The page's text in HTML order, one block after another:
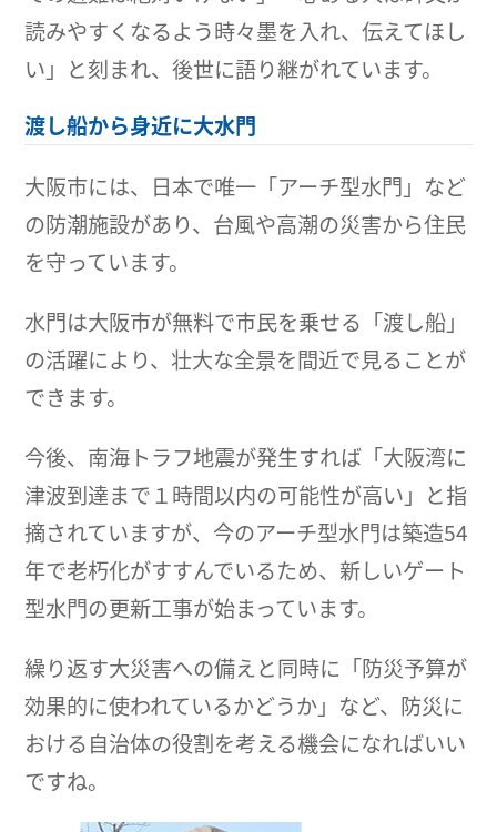
読みやすくなるよう時々墨を入れ、伝えてほし
い」と刻まれ、後世に語り継がれています。
渡し船から身近に大水門
大阪市には、日本で唯一「アーチ型水門」など
の防潮施設があり、台風や高潮の災害から住民
を守っています。
水門は大阪市が無料で市民を乗せる「渡し船」
の活躍により、壮大な全景を間近で見ることが
できます。
今後、南海トラフ地震が発生すれば「大阪湾に
津波到達まで１時間以内の可能性が高い」と指
摘されていますが、今のアーチ型水門は築造54
年で老朽化がすすんでいるため、新しいゲート
型水門の更新工事が始まっています。
繰り返す大災害への備えと同時に「防災予算が
効果的に使われているかどうか」など、防災に
おける自治体の役割を考える機会になればいい
ですね。